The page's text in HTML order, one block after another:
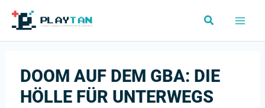
Skip
content
Search
DOOM AUF DEM GBA: DIE
HÖLLE FÜR UNTERWEGS